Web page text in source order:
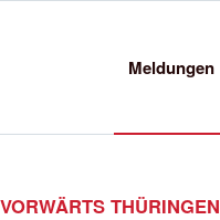
Meldungen
VORWÄRTS THÜRINGEN